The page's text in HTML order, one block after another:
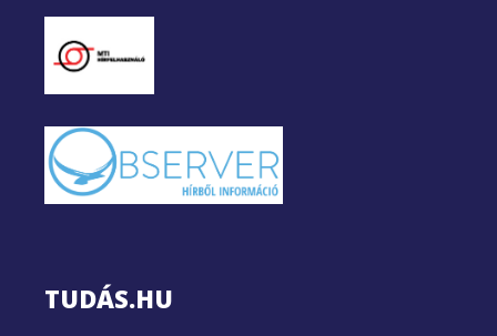
TUDÁS.HU